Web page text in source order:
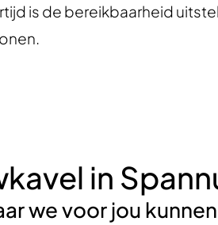
is de bereikbaarheid
in
we voor jou